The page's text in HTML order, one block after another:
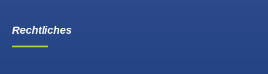
Rechtliches